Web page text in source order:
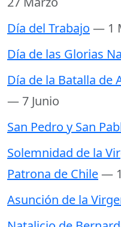
Día del Trabajo — 1
Día de las Glorias
Día de la Batalla de
— 7 Junio
San Pedro y San
Solemnidad de la
Patrona de Chile—
Asunción de la